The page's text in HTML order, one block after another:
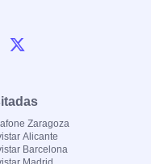
Zaragoza
Alicante
Barcelona